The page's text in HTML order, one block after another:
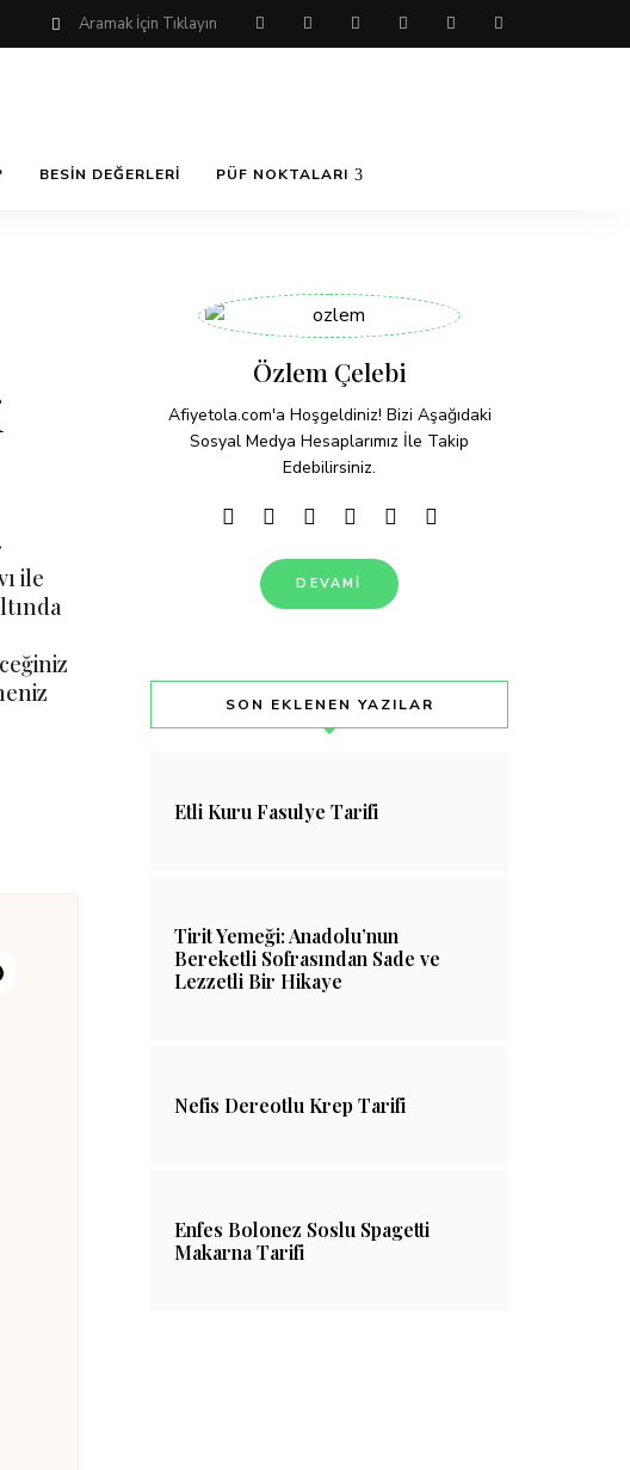
BESIN DEĞERLERI PÜF NOKTALARI
ile
Özlem Çelebi
Afiyetola.com'a Hoşgeldiniz! Bizi Aşağıdaki
Sosyal Medya Hesaplarımız İle Takip
Edebilirsiniz.
DEVAMI
SON EKLENEN YAZILAR
Etli Kuru Fasulye Tarifi
Tirit Yemeği: Anadolu’nun
Bereketli Sofrasından Sade ve
Lezzetli Bir Hikaye
Nefis Dereotlu Krep Tarifi
Enfes Bolonez Soslu Spagetti
Makarna Tarifi